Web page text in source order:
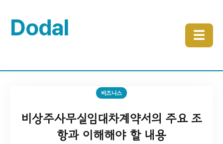
Dodal ☰
비즈니스
비상주사무실임대차계약서의 주요 조
항과 이해해야 할 내용